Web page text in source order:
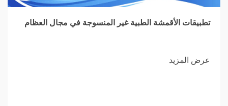
تطبيقات الأقمشة الطبية غير المنسوجة في مجال العظام
عرض المزيد